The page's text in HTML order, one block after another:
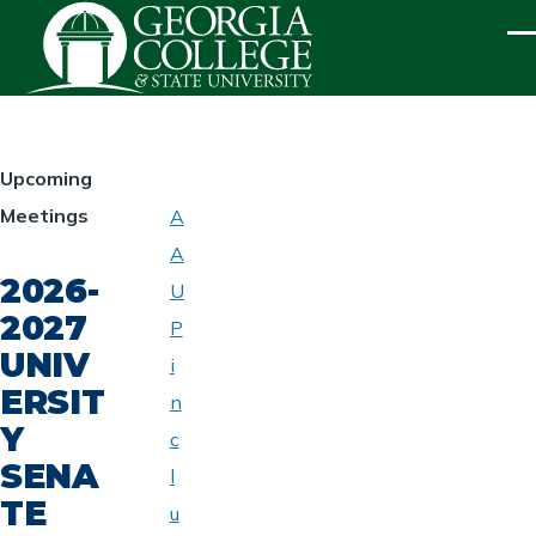
Skip to main content
HOMEPAGE
Upcoming
Meetings
2026-
2027
UNIV
ERSIT
Y
SENA
TE
UNIVERSITY
SENATE
A
A
U
P
i
n
c
l
u